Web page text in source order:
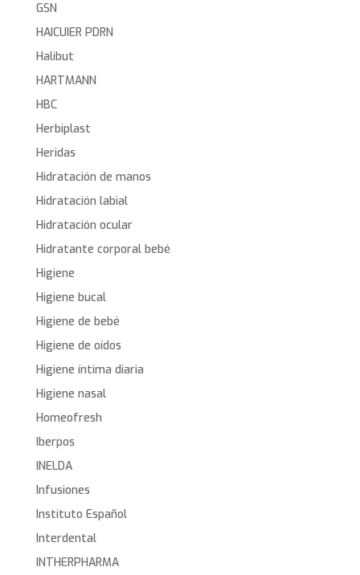
GSN
HAICUIER PDRN
Halibut
HARTMANN
HBC
Herbiplast
Heridas
Hidratación de manos
Hidratación labial
Hidratación ocular
Hidratante corporal bebé
Higiene
Higiene bucal
Higiene de bebé
Higiene de oídos
Higiene íntima diaria
Higiene nasal
Homeofresh
Iberpos
INELDA
Infusiones
Instituto Español
Interdental
INTHERPHARMA